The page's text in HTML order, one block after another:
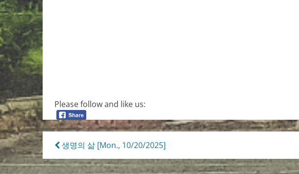
Please follow and like us:
Post
navigation
생명의 삶 [Mon., 10/20/2025]